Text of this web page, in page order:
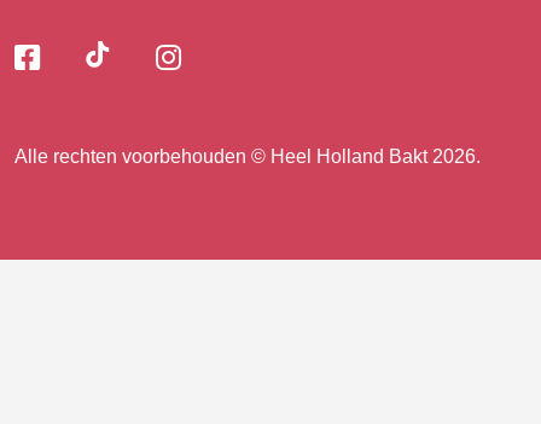
Volg
ons
facebook
Volg
Volg
Alle rechten voorbehouden © Heel Holland Bakt 2026.